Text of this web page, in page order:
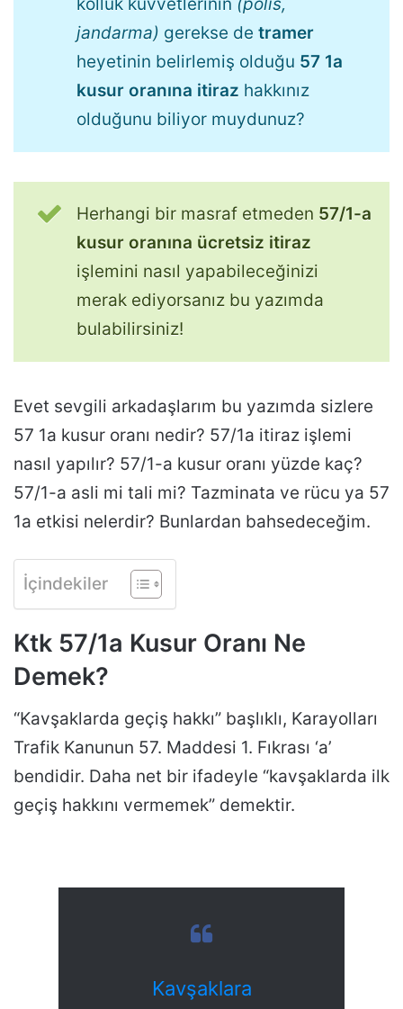
kolluk kuvvetlerinin (polis,
jandarma) gerekse de tramer
heyetinin belirlemiş olduğu 57 1a
kusur oranına itiraz hakkınız
olduğunu biliyor muydunuz?
Herhangi bir masraf etmeden 57/1-a
kusur oranına ücretsiz itiraz
işlemini nasıl yapabileceğinizi
merak ediyorsanız bu yazımda
bulabilirsiniz!
Evet sevgili arkadaşlarım bu yazımda sizlere
57 1a kusur oranı nedir? 57/1a itiraz işlemi
nasıl yapılır? 57/1-a kusur oranı yüzde kaç?
57/1-a asli mi tali mi? Tazminata ve rücu ya 57
1a etkisi nelerdir? Bunlardan bahsedeceğim.
İçindekiler
Ktk 57/1a Kusur Oranı Ne
Demek?
“Kavşaklarda geçiş hakkı” başlıklı, Karayolları
Trafik Kanunun 57. Maddesi 1. Fıkrası ‘a’
bendidir. Daha net bir ifadeyle “kavşaklarda ilk
geçiş hakkını vermemek” demektir.
Kavşaklara